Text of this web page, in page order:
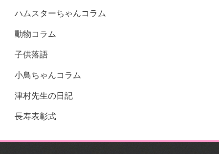
ハムスターちゃんコラム
動物コラム
子供落語
小鳥ちゃんコラム
津村先生の日記
長寿表彰式